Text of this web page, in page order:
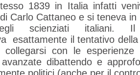
1839 in Italia infatti
Carlo Cattaneo e si teneva
scienziati italiani. Il
esattamente il tentativo
collegarsi con le esperienze
dibattendo e